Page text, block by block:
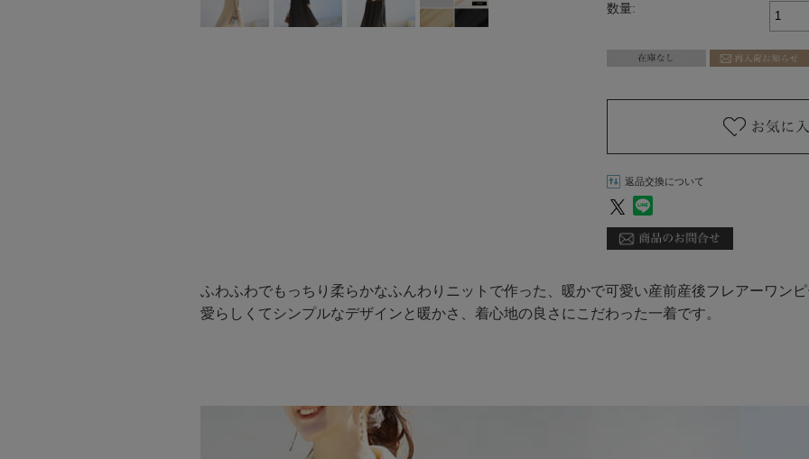
数量:
返品交換について
ふわふわでもっちり柔らかなふんわりニットで作った、暖かで可愛い産前産後フレアーワン
愛らしくてシンプルなデザインと暖かさ、着心地の良さにこだわった一着です。